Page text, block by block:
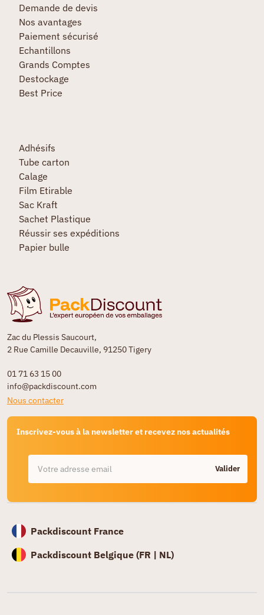
Zac du Plessis Saucourt,
2 Rue Camille Decauville, 91250 Tigery
01 71 63 15 00
info@packdiscount.com
Nous contacter
Inscrivez-vous à la newsletter et recevez nos actualités
Valider
Demande de devis
Nos avantages
Paiement sécurisé
Echantillons
Grands Comptes
Destockage
Best Price
Adhésifs
Tube carton
Calage
Film Etirable
Sac Kraft
Sachet Plastique
Réussir ses expéditions
Papier bulle
Packdiscount France
Packdiscount Belgique (FR | NL)